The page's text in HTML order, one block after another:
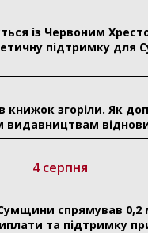
із Червоним
підтримку для
книжок згоріли. Як
видавництвам
4 серпня
спрямував 0,2
та підтримку